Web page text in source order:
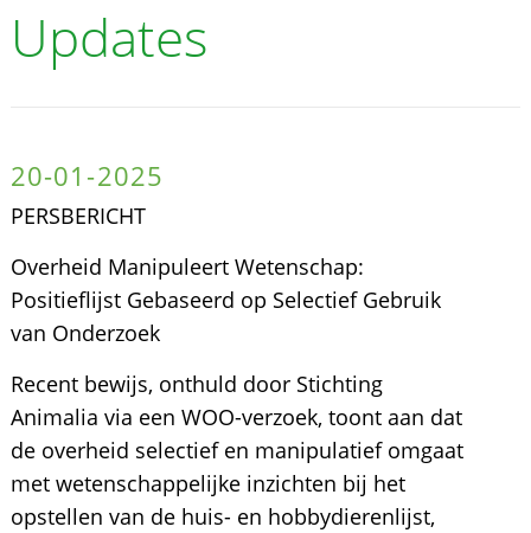
Updates
20-01-2025
PERSBERICHT
Overheid Manipuleert Wetenschap:
Positieflijst Gebaseerd op Selectief Gebruik
van Onderzoek
Recent bewijs, onthuld door Stichting
Animalia via een WOO-verzoek, toont aan dat
de overheid selectief en manipulatief omgaat
met wetenschappelijke inzichten bij het
opstellen van de huis- en hobbydierenlijst,